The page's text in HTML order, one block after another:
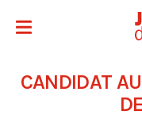
CANDIDAT